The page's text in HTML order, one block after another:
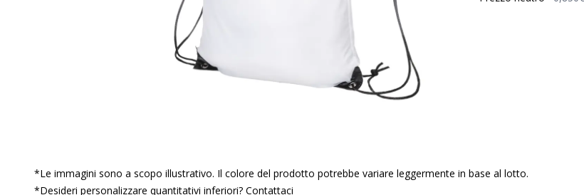
*Le immagini sono a scopo illustrativo. Il colore del prodotto potrebbe variare leggermente in base al lotto.
*Desideri personalizzare quantitativi inferiori? Contattaci